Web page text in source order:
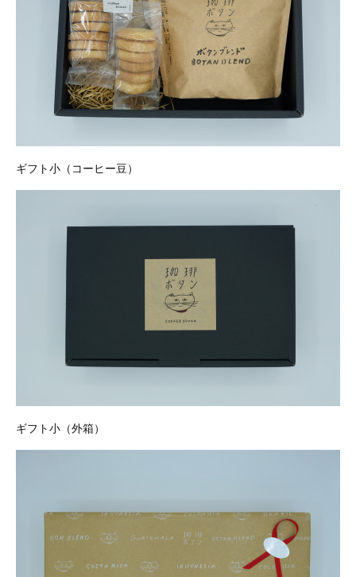
ギフト小（コーヒー豆）
ギフト小（外箱）